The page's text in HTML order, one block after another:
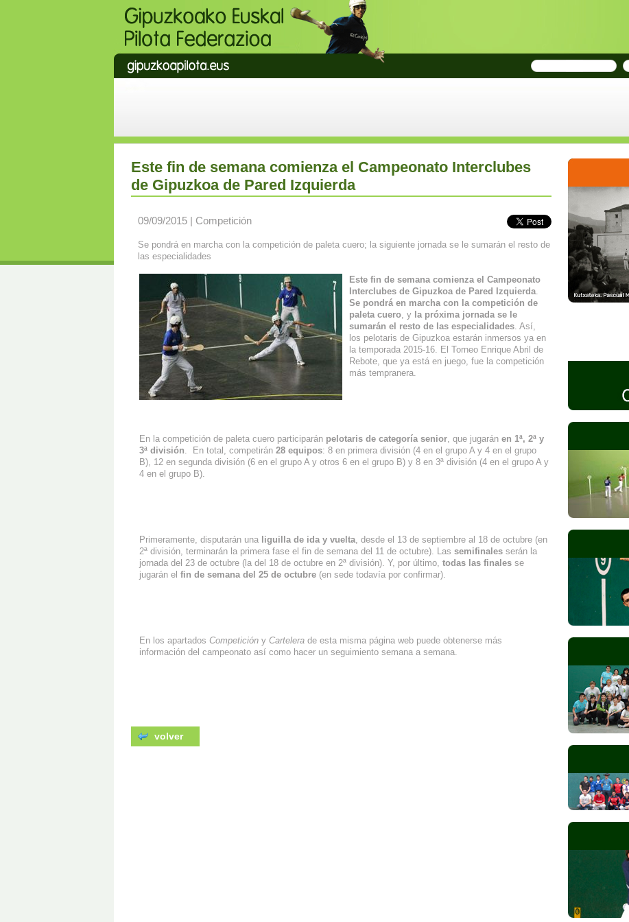
Este fin de semana comienza el Campeonato Interclubes
de Gipuzkoa de Pared Izquierda
09/09/2015 | Competición
Se pondrá en marcha con la competición de paleta cuero; la siguiente jornada se le sumarán el resto de
las especialidades
Este fin de semana comienza el Campeonato
Interclubes de Gipuzkoa de Pared Izquierda.
Se pondrá en marcha con la competición de
paleta cuero, yla próxima jornada se le
sumarán el resto de las especialidades. Así,
los pelotaris de Gipuzkoa estarán inmersos ya en
la temporada 2015-16. El Torneo Enrique Abril de
Rebote, que ya está en juego, fue la competición
más tempranera.
En la competición de paleta cuero participarán pelotaris de categoría senior, que jugaránen 1ª, 2ª y
3ª división. En total, competirán 28 equipos: 8 en primera división (4 en el grupo A y 4 en el grupo
B), 12 en segunda división (6 en el grupo A y otros 6 en el grupo B) y 8 en 3ª división (4 en el grupo A y
4 en el grupo B).
Primeramente, disputarán una liguilla de ida y vuelta, desde el 13 de septiembre al 18 de octubre (en
2ª división, terminarán la primera fase el fin de semana del 11 de octubre). Las semifinales serán la
jornada del 23 de octubre (la del 18 de octubre en 2ª división). Y, por último, todas las finalesse
jugarán el fin de semana del 25 de octubre(en sede todavía por confirmar).
En los apartados Competición y Cartelera de esta misma página web puede obtenerse más
información del campeonato así como hacer un seguimiento semana a semana.
volver